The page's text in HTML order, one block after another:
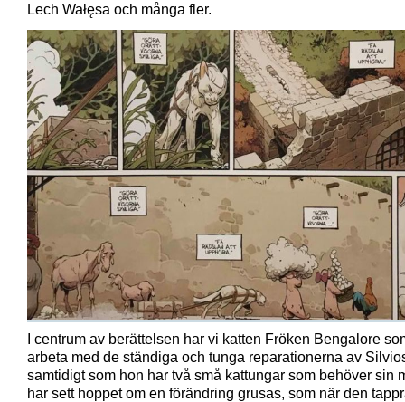
Lech Wałęsa och många fler.
I centrum av berättelsen har vi katten Fröken Bengalore
arbeta med de ständiga och tunga reparationerna av
samtidigt som hon har två små kattungar som behöver sin
har sett hoppet om en förändring grusas, som när den